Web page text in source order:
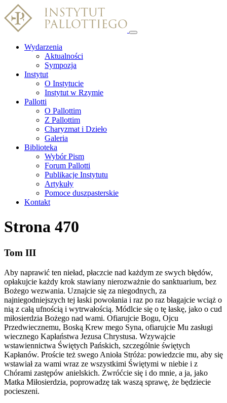
Wydarzenia
Aktualności
Sympozja
Instytut
O Instytucie
Instytut w Rzymie
Pallotti
O Pallottim
Z Pallottim
Charyzmat i Dzieło
Galeria
Biblioteka
Wybór Pism
Forum Pallotti
Publikacje Instytutu
Artykuły
Pomoce duszpasterskie
Kontakt
Strona 470
Tom III
Aby naprawić ten nieład, płaczcie nad każdym ze swych błędów,
opłakujcie każdy krok stawiany nierozważnie do sanktuarium, bez
Bożego wezwania. Uznajcie się za niegodnych, za
najniegodniejszych tej łaski powołania i raz po raz błagajcie wciąż o
nią z całą ufnością i wytrwałością. Módlcie się o tę łaskę, jako o cud
miłosierdzia Bożego nad wami. Ofiarujcie Bogu, Ojcu
Przedwiecznemu, Boską Krew mego Syna, ofiarujcie Mu zasługi
wiecznego Kapłaństwa Jezusa Chrystusa. Wzywajcie
wstawiennictwa Świętych Pańskich, szczególnie świętych
Kapłanów. Proście też swego Anioła Stróża: powiedzcie mu, aby się
wstawiał za wami wraz ze wszystkimi Świętymi w niebie i z
Chórami zastępów anielskich. Zwróćcie się i do mnie, a ja, jako
Matka Miłosierdzia, poprowadzę tak waszą sprawę, że będziecie
pocieszeni.